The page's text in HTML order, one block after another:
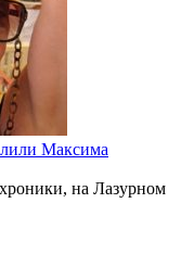
Максима
на Лазурном